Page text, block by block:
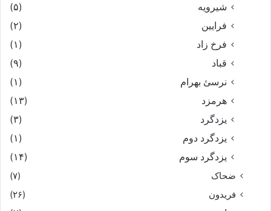
شیرویه
(۵)
فرایین
(۲)
فرخ زاد
(۱)
قباد
(۹)
نرسئ بهرام‏
(۱)
هرمزد
(۱۳)
یزدگرد
(۳)
یزدگرد دوم
(۱)
یزدگرد سوم
(۱۴)
ضحاک
(۷)
فریدون
(۲۶)